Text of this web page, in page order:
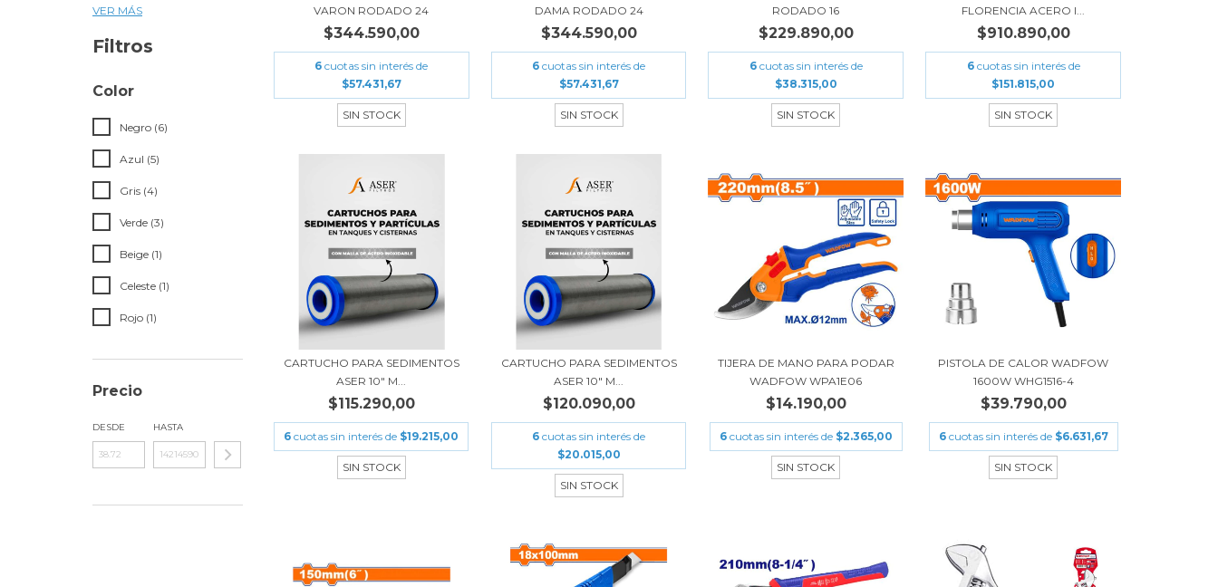
VER MÁS
Filtros
Color
Negro (6)
Azul (5)
Gris (4)
Verde (3)
Beige (1)
Celeste (1)
Rojo (1)
Precio
DESDE HASTA
VARON RODADO 24
$344.590,00
6 cuotas sin interés de
$57.431,67
SIN STOCK
DAMA RODADO 24
$344.590,00
6 cuotas sin interés de
$57.431,67
SIN STOCK
RODADO 16
$229.890,00
6 cuotas sin interés de
$38.315,00
SIN STOCK
FLORENCIA ACERO I...
$910.890,00
6 cuotas sin interés de
$151.815,00
SIN STOCK
CARTUCHO PARA SEDIMENTOS
ASER 10" M...
$115.290,00
6 cuotas sin interés de $19.215,00
SIN STOCK
CARTUCHO PARA SEDIMENTOS
ASER 10" M...
$120.090,00
6 cuotas sin interés de
$20.015,00
SIN STOCK
TIJERA DE MANO PARA PODAR
WADFOW WPA1E06
$14.190,00
6 cuotas sin interés de $2.365,00
SIN STOCK
PISTOLA DE CALOR WADFOW
1600W WHG1516-4
$39.790,00
6 cuotas sin interés de $6.631,67
SIN STOCK